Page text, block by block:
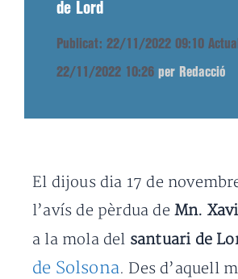
de Lord
Publicat: 22/11/2022 09:10
22/11/2022 10:26 per Redacció
El dijous dia 17 de
l’avís de pèrdua de Mn.
a la mola del santuari de
de Solsona. Des d’aquell